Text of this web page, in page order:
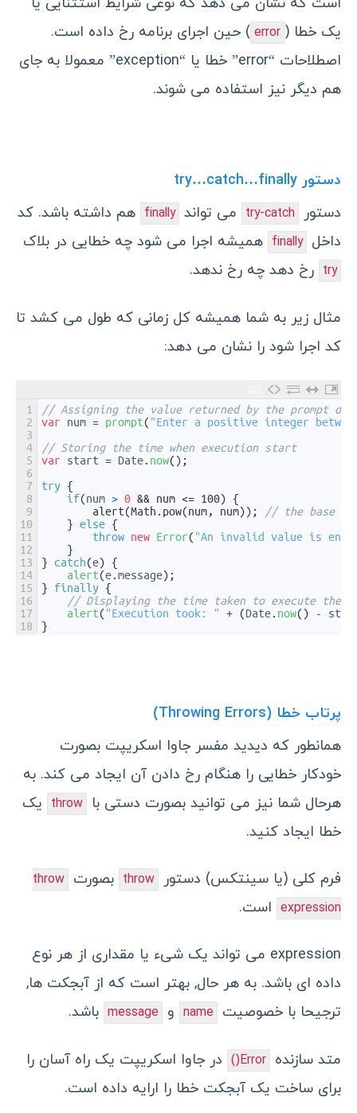
یک خطا ( error ) حین اجرای برنامه رخ داده است.
اصطلاحات “error” خطا یا “exception” معمولا به جای
هم دیگر نیز استفاده می شوند.
دستور try…catch…finally
دستور
try-catch می تواند finally هم داشته باشد. کد
داخل finally همیشه اجرا می شود چه خطایی در بلاک
try رخ دهد چه رخ ندهد.
مثال زیر به شما همیشه کل زمانی که طول می کشد تا
کد اجرا شود را نشان می دهد:
1
2
3
4
5
6
7
8
9
10
11
12
13
14
15
16
17
18
// Assigning the value returned by the prompt
var
num = prompt( "Enter a positive integer
// Storing the time when execution start
var
start = Date. now( ) ;
try {
if(num > 0 && num <= 100) {
alert(Math.pow(num, num));
// the base to
} else {
throw new Error( "An invalid value is
}
} catch(e)
{
alert(e.message) ;
}
finally {
// Displaying the time taken to execute the
alert( "Execution took: " + (Date. now( ) -
}
پرتاب خطا (Throwing Errors)
همانطور که دیدید مفسر جاوا اسکریپت بصورت
خودکار خطایی را هنگام رخ دادن آن ایجاد می کند. به
هرحال شما نیز می توانید بصورت دستی با throw یک
خطا ایجاد کنید.
فرم کلی (یا سینتکس) دستور throw بصورت throw
expression است.
expression می تواند یک شیء یا مقداری از هر نوع
داده ای باشد. به هر حال, بهتر است که از آبجکت ها,
ترجیحا با خصوصیت name و message باشد.
متد سازنده Error()
در جاوا اسکریپت یک راه آسان را
برای ساخت یک آبجکت خطا را ارایه داده است.